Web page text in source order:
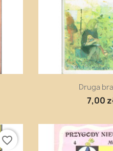
Szybki
Druga
7,00
favorite_border